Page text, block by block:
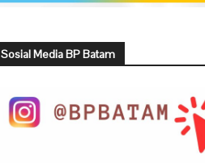
Sosial Media BP Batam